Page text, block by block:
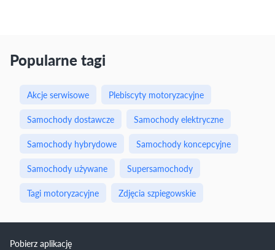
Popularne tagi
Akcje serwisowe
Plebiscyty motoryzacyjne
Samochody dostawcze
Samochody elektryczne
Samochody hybrydowe
Samochody koncepcyjne
Samochody używane
Supersamochody
Tagi motoryzacyjne
Zdjęcia szpiegowskie
Pobierz aplikację